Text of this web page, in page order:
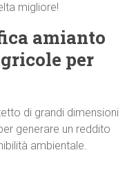
migliore!
amianto
per
di grandi dimensioni
generare un reddito
ambientale.